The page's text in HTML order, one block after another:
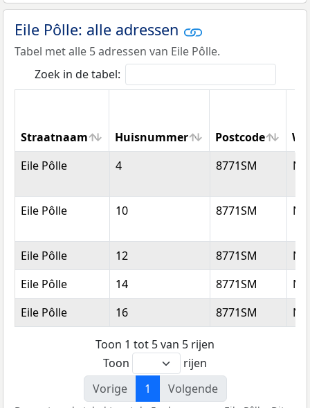
Eile Pôlle: alle adressen
Tabel met alle 5 adressen van Eile Pôlle.
Zoek in de tabel:
Straatnaam Huisnummer Postcode
Straatnaam
Huisnummer Postcode
Eile Pôlle 4 8771SM
Eile Pôlle 10 8771SM
Eile Pôlle 12 8771SM
Eile Pôlle
14 8771SM
Eile Pôlle
16 8771SM
Toon 1 tot 5 van 5 rijen
Toon
rijen
Vorige
1 Volgende